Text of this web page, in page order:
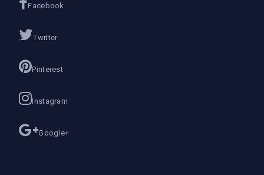
Facebook
Twitter
Pinterest
Instagram
Google+